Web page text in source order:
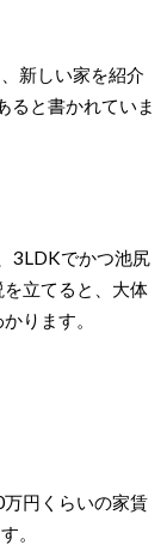
新しい家を紹介
ると書かれていま
3LDKでかつ池尻
立てると、大体
ります。
円くらいの家賃
。